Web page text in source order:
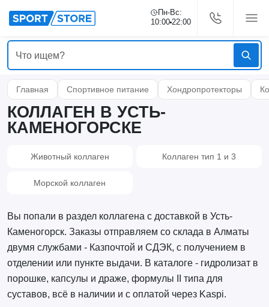
Пн-Вс:
10:00 22:00
Главная Спортивное питание Хондропротекторы
КОЛЛАГЕН В УСТЬ-
КАМЕНОГОРСКЕ
Животный коллаген Коллаген тип 1 и 3
Морской коллаген
Вы попали в раздел коллагена с доставкой в Усть-
Каменогорск. Заказы отправляем со склада в Алматы
двумя службами - Казпочтой и СДЭК, с получением в
отделении или пункте выдачи. В каталоге - гидролизат в
порошке, капсулы и драже, формулы II типа для
суставов, всё в наличии и с оплатой через Kaspi.